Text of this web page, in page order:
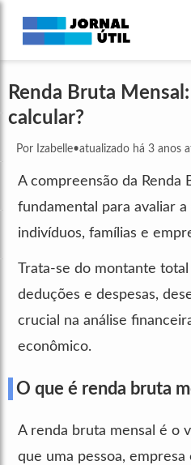
Renda Bruta
calcular?
Por Izabelle•atualizado há 3 anos
A compreensão da Renda
fundamental para avaliar
indivíduos, famílias e
Trata-se do montante
deduções e despesas,
crucial na análise
econômico.
O que é renda bruta
A renda bruta mensal é o
que uma pessoa,